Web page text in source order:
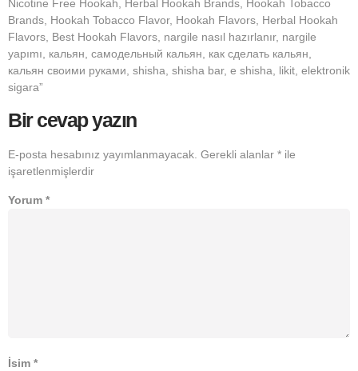
Nicotine Free Hookah, Herbal Hookah Brands, Hookah Tobacco
Brands, Hookah Tobacco Flavor, Hookah Flavors, Herbal Hookah
Flavors, Best Hookah Flavors, nargile nasıl hazırlanır, nargile
yapımı, кальян, самодельный кальян, как сделать кальян,
кальян своими руками, shisha, shisha bar, e shisha, likit, elektronik
sigara”
Bir cevap yazın
E-posta hesabınız yayımlanmayacak. Gerekli alanlar * ile
işaretlenmişlerdir
Yorum *
İsim *